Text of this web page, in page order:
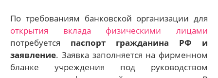
По требованиям банковской организации для
открытия вклада физическими лицами
потребуется паспорт гражданина РФ и
заявление. Заявка заполняется на фирменном
бланке учреждения под руководством